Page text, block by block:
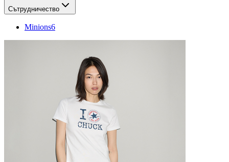
Сътрудничество
Minions6